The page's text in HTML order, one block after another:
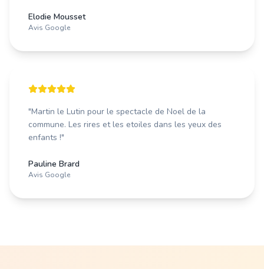
Elodie Mousset
Avis Google
"Martin le Lutin pour le spectacle de Noel de la
commune. Les rires et les etoiles dans les yeux des
enfants !"
Pauline Brard
Avis Google